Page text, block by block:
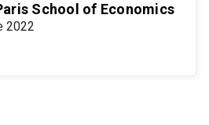
School of Economics
2022